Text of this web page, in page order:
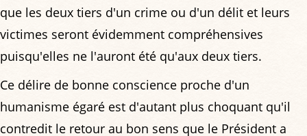
que les deux tiers d'un crime ou d'un délit et leurs
victimes seront évidemment compréhensives
puisqu'elles ne l'auront été qu'aux deux tiers.
Ce délire de bonne conscience proche d'un
humanisme égaré est d'autant plus choquant qu'il
contredit le retour au bon sens que le Président a